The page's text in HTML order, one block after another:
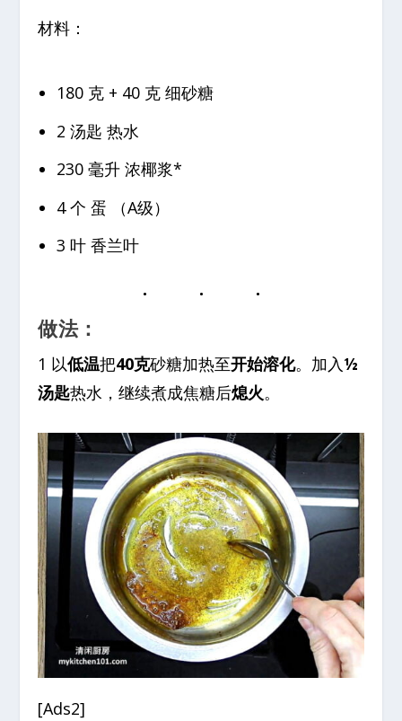
材料：
180 克 + 40 克 细砂糖
2 汤匙 热水
230 毫升 浓椰浆*
4 个 蛋 （A级）
3 叶 香兰叶
做法：
1 以低温把40克砂糖加热至开始溶化。加入½
汤匙热水，继续煮成焦糖后熄火。
[Ads2]